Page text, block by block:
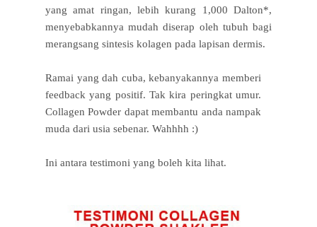
yang amat ringan, lebih kurang 1,000 Dalton*,
menyebabkannya mudah diserap oleh tubuh bagi
merangsang sintesis kolagen pada lapisan dermis.
Ramai yang dah cuba, kebanyakannya memberi
feedback yang positif. Tak kira peringkat umur.
Collagen Powder dapat membantu anda nampak
muda dari usia sebenar. Wahhhh :)
Ini antara testimoni yang boleh kita lihat.